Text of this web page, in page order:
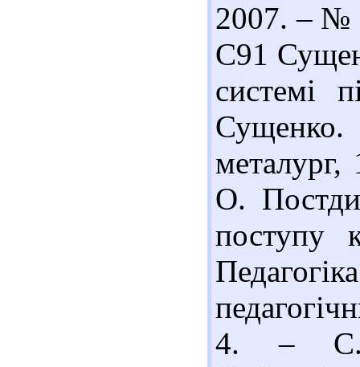
2007. – №
С91
системі
О.
4. – С.